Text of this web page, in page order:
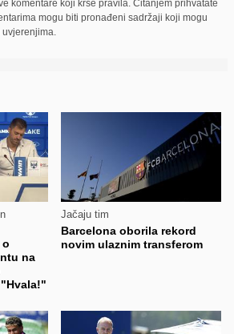
komentare koji krše pravila. Čitanjem prihvatate
mogu biti pronađeni sadržaji koji mogu
uvjerenjima.
o
na
Jačaju tim
Barcelona oborila rekord
novim ulaznim transferom